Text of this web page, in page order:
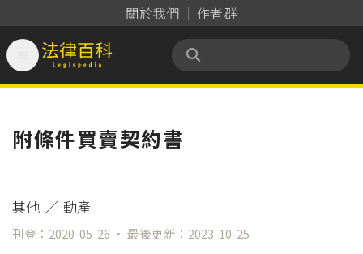
關於我們 作者群
法律百科 Legispedia
附條件買賣契約書
其他 ／ 動產
刊登：2020-05-26 ‧ 最後更新：2023-10-25